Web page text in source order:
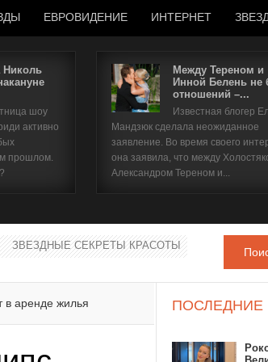
ЕВРОВИДЕНИЕ ИНТЕРНЕТ
Николь
шоу
активно
прошлом.
Между Тереном и
Инной Белень не
отношений –...
Известная блогер
Мандзюк сделала неожиданное
заявление. Во время своего
она заявила, что между
Александром Тереном и...
ЗВЕЗДНЫЕ СЕКРЕТЫ КРАСОТЫ
в аренде жилья ПОСЛЕДНИЕ
Имя пользователя
Забыли имя пользователя?